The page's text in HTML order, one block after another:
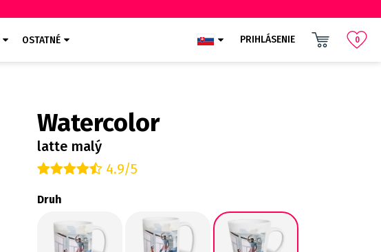
OSTATNÉ PRIHLÁSENIE 0
Watercolor
latte malý
4.9/5
Druh